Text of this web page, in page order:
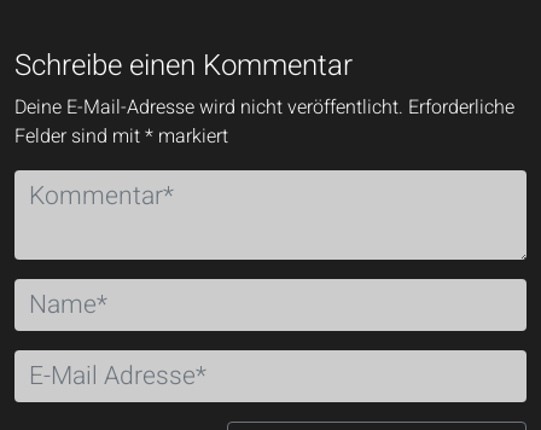
Schreibe einen Kommentar
Deine E-Mail-Adresse wird nicht veröffentlicht. Erforderliche
Felder sind mit* markiert